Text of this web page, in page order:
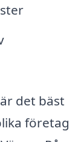
det bäst
företag